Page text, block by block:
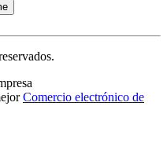
Comercio electrónico de